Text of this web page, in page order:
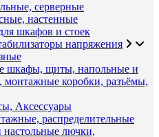
серверные
настенные
шкафов и стоек
напряжения
шкафы, щиты, напольные и
монтажные коробки, разъёмы,
Аксессуары
распределительные
лючки,